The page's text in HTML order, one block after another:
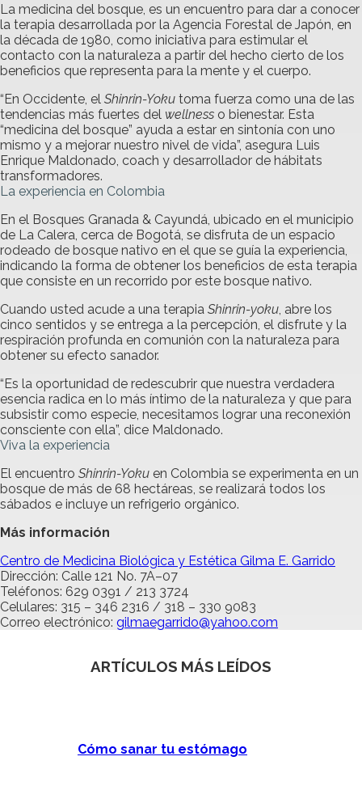
La medicina del bosque, es un encuentro para dar a conocer
la terapia desarrollada por la Agencia Forestal de Japón, en
la década de 1980, como iniciativa para estimular el
contacto con la naturaleza a partir del hecho cierto de los
beneficios que representa para la mente y el cuerpo.
“En Occidente, el Shinrin-Yoku toma fuerza como una de las
tendencias más fuertes del wellness o bienestar. Esta
“medicina del bosque” ayuda a estar en sintonía con uno
mismo y a mejorar nuestro nivel de vida”, asegura Luis
Enrique Maldonado, coach y desarrollador de hábitats
transformadores.
La experiencia en Colombia
En el Bosques Granada & Cayundá, ubicado en el municipio
de La Calera, cerca de Bogotá, se disfruta de un espacio
rodeado de bosque nativo en el que se guía la experiencia,
indicando la forma de obtener los beneficios de esta terapia
que consiste en un recorrido por este bosque nativo.
Cuando usted acude a una terapia Shinrin-yoku , abre los
cinco sentidos y se entrega a la percepción, el disfrute y la
respiración profunda en comunión con la naturaleza para
obtener su efecto sanador.
“Es la oportunidad de redescubrir que nuestra verdadera
esencia radica en lo más íntimo de la naturaleza y que para
subsistir como especie, necesitamos lograr una reconexión
consciente con ella”, dice Maldonado.
Viva la experiencia
El encuentro Shinrin-Yoku en Colombia se experimenta en un
bosque de más de 68 hectáreas, se realizará todos los
sábados e incluye un refrigerio orgánico.
Más información
Centro de Medicina Biológica y Estética Gilma E. Garrido
Dirección: Calle 121 No. 7A–07
Teléfonos: 629 0391 / 213 3724
Celulares: 315 – 346 2316 / 318 – 330 9083
Correo electrónico: gilmaegarrido@yahoo.com
ARTÍCULOS MÁS LEÍDOS
Cómo sanar tu estómago